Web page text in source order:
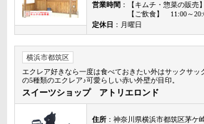
営業時間 ：【キムチ・惣菜の販売
【ご飲食】 11:00～
定休日 ：月曜日
横浜市都筑区
エクレア好きなら一度は食べておきたい外はサックサッ
の5種類のエクレア♪可愛らしい赤い外壁が目印。
スイーツショップ アトリエロンド
住所 ：神奈川県横浜市都筑区茅ケ